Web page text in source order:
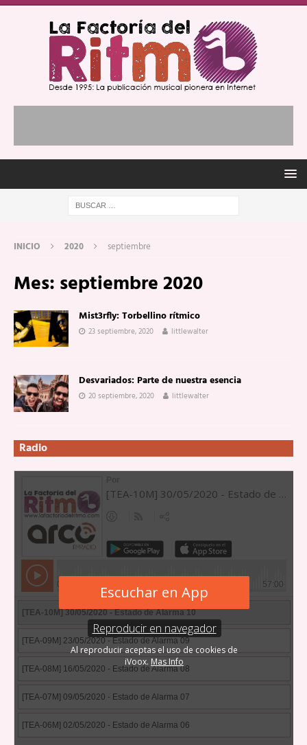
INICIO 2020 septiembre
Mes: septiembre 2020
Mist3rfly: Torbellino rítmico
23 septiembre, 2020 littlewalter
Desvariados: Parte de nuestra esencia
20 septiembre, 2020 littlewalter
Radio